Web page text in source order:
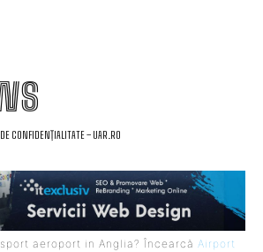
CONFIDENȚIALITATE – UAR.RO
aeroport in Anglia? Încearcă Airport